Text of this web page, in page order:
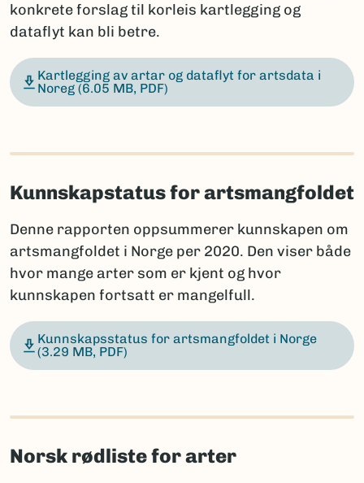
konkrete forslag til korleis kartlegging og
dataflyt kan bli betre.
Kartlegging av artar og dataflyt for artsdata i
Noreg (6.05 MB, PDF)
Kunnskapstatus for artsmangfoldet
Denne rapporten oppsummerer kunnskapen om
artsmangfoldet i Norge per 2020. Den viser både
hvor mange arter som er kjent og hvor
kunnskapen fortsatt er mangelfull.
Kunnskapsstatus for artsmangfoldet i Norge
(3.29 MB, PDF)
Norsk rødliste for arter